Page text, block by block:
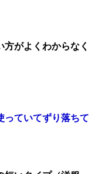
がよくわからなく
っていてずり落ちて